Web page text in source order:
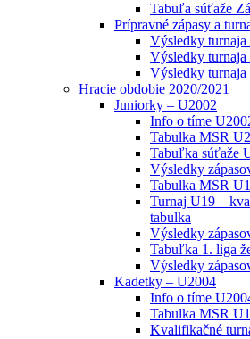
Tabuľa súťaže
Prípravné zápasy a
Výsledky turnaja
Výsledky turnaja
Výsledky
Hracie obdobie 2020/2021
Juniorky – U2002
Info o tíme
Tabulka MSR
Tabuľka súťaže
Výsledky
Tabulka MSR
Turnaj U19 –
tabulka
Výsledky
Tabuľka 1. liga
Výsledky
Kadetky – U2004
Info o tíme
Tabulka MSR
Kvalifikačné